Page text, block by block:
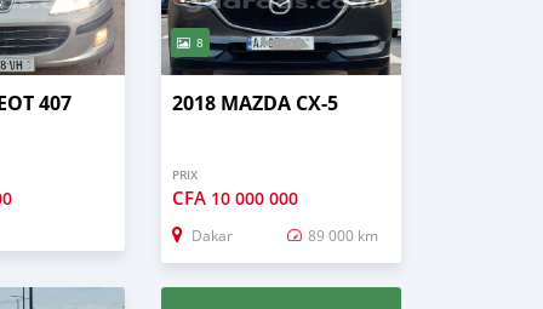
407
8
2018 MAZDA CX-5
PRIX
CFA 10 000 000
Dakar 89 000 km